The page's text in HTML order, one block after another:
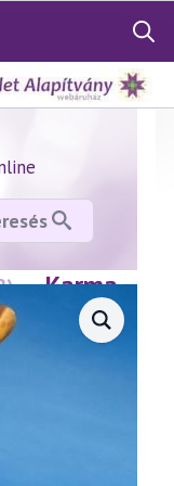
Search
for:
— Karma